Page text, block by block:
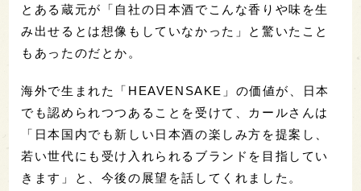
とある蔵元が「自社の日本酒でこんな香りや味を生
み出せるとは想像もしていなかった」と驚いたこと
もあったのだとか。
海外で生まれた「HEAVENSAKE」の価値が、日本
でも認められつつあることを受けて、カールさんは
「日本国内でも新しい日本酒の楽しみ方を提案し、
若い世代にも受け入れられるブランドを目指してい
きます」と、今後の展望を話してくれました。